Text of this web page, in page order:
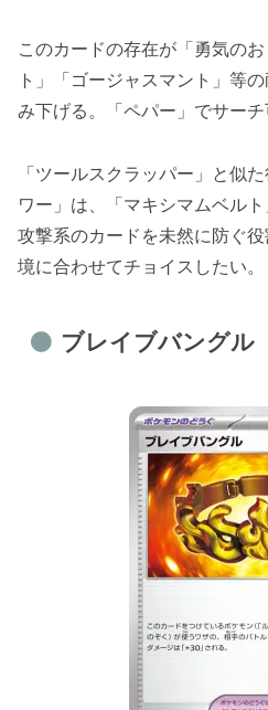
このカードの存在が「勇気の
ト」「ゴージャスマント」等
み下げる。「ペパー」でサーチ
「ツールスクラッパー」と似
ワー」は、「マキシマムベル
攻撃系のカードを未然に防ぐ
境に合わせてチョイスしたい。
ブレイブバングル